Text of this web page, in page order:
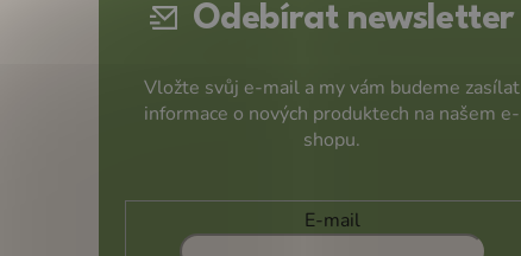
Odebírat newsletter
Vložte svůj e-mail a my vám budeme zasílat
informace o nových produktech na našem e-
shopu.
E-mail